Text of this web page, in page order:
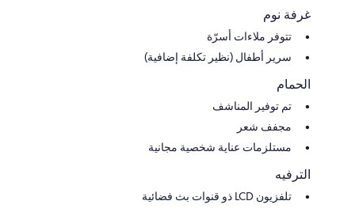
غرفة نوم
تتوفر ملاءات أسرّة
سرير أطفال (نظير تكلفة إضافية)
الحمام
تم توفير المناشف
مجفف شعر
مستلزمات عناية شخصية مجانية
الترفيه
تلفزيون LCD ذو قنوات بث فضائية